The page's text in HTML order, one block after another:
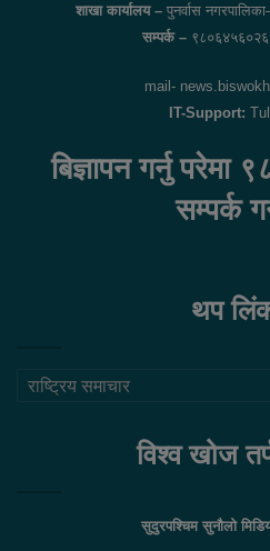
शाखा कार्यालय – पुनर्वास
सम्पर्क –
mail-
IT-Support:
बिज्ञापन गर्नु
सम्पर्क
थप
थप
विश्व खोज
सुदुरपश्चिम सुनौलो